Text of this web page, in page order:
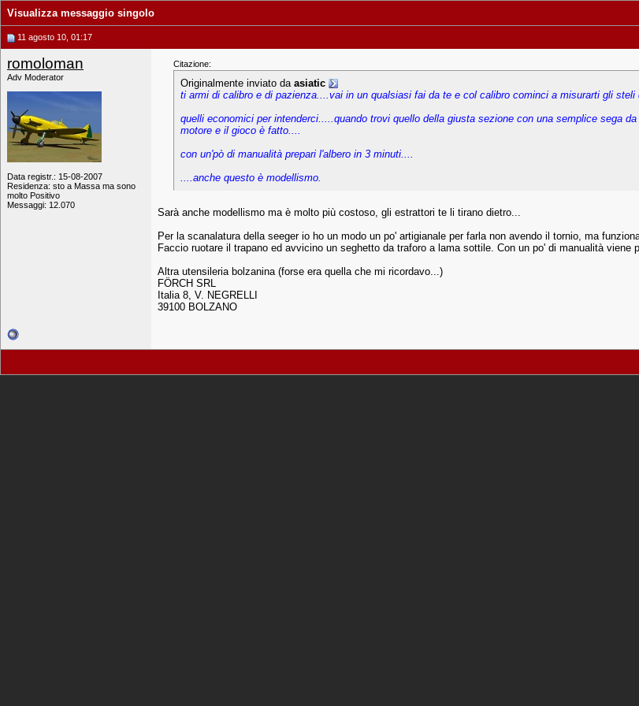
Visualizza messaggio singolo
11 agosto 10, 01:17
romoloman
Adv Moderator
Data registr.: 15-08-2007
Residenza: sto a Massa ma sono
molto Positivo
Messaggi: 12.070
Citazione:
Originalmente inviato da asiatic
ti armi di calibro e di pazienza....vai in un qualsiasi fai da te e col calibro cominci a misurarti gli
quelli economici per intenderci.....quando trovi quello della giusta sezione con una semplice sega
motore e il gioco è fatto....
con un'pò di manualità prepari l'albero in 3 minuti....
....anche questo è modellismo.
Sarà anche modellismo ma è molto più costoso, gli estrattori te li tirano dietro...
Per la scanalatura della seeger io ho un modo un po' artigianale per farla non avendo il tornio, ma
Faccio ruotare il trapano ed avvicino un seghetto da traforo a lama sottile. Con un po' di manualità viene
Altra utensileria bolzanina (forse era quella che mi ricordavo...)
FÖRCH SRL
Italia 8, V. NEGRELLI
39100 BOLZANO